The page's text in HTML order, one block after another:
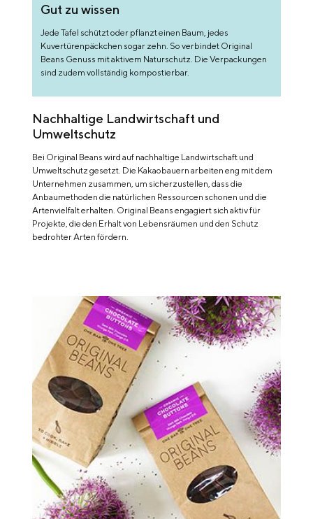
Gut zu wissen
Jede Tafel schützt oder pflanzt einen Baum, jedes
Kuvertürenpäckchen sogar zehn. So verbindet Original
Beans Genuss mit aktivem Naturschutz. Die Verpackungen
sind zudem vollständig kompostierbar.
Nachhaltige Landwirtschaft und
Umweltschutz
Bei Original Beans wird auf nachhaltige Landwirtschaft und
Umweltschutz gesetzt. Die Kakaobauern arbeiten eng mit dem
Unternehmen zusammen, um sicherzustellen, dass die
Anbaumethoden die natürlichen Ressourcen schonen und die
Artenvielfalt erhalten. Original Beans engagiert sich aktiv für
Projekte, die den Erhalt von Lebensräumen und den Schutz
bedrohter Arten fördern.